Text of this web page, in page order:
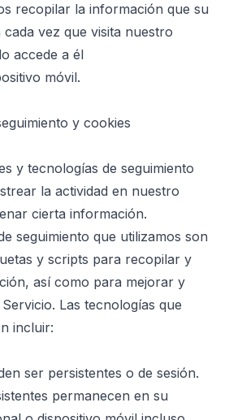
recopilar la información que su
vez que visita nuestro
accede a él
móvil.
y cookies
y tecnologías de seguimiento
la actividad en nuestro
cierta información.
seguimiento que utilizamos son
y scripts para recopilar y
así como para mejorar y
Las tecnologías que
incluir:
ser persistentes o de sesión.
permanecen en su